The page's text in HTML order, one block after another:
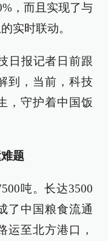
，而且实现了与
实时联动。
日报记者日前跟
到，当前，科技
，守护着中国饭
题
吨。长达3500
了中国粮食流通
运至北方港口，